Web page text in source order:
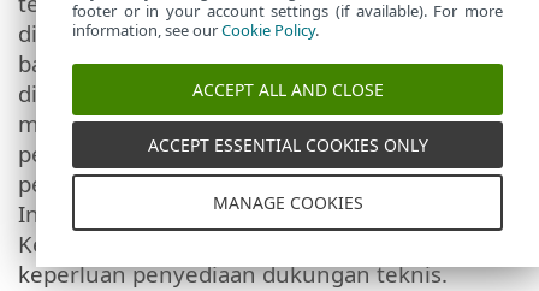
ditunjuk oleh ESET berhak memutuskan
bahwa pemecahan masalah tersebut berada
di luar cakupan dukungan teknis. ESET berhak
menolak, menangguhkan, atau mengakhiri
penyediaan dukungan teknis atas
pertimbangannya sendiri. Informasi lisensi,
Informasi, dan data lain sesuai dengan
Kebijakan Privasi dapat diperlukan untuk
keperluan penyediaan dukungan teknis.
footer or in your account settings (if available). For more
information, see ourCookie Policy.
ACCEPT ALL AND CLOSE
ACCEPT ESSENTIAL COOKIES ONLY
MANAGE COOKIES